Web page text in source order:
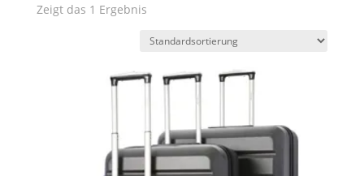
Zeigt das 1 Ergebnis